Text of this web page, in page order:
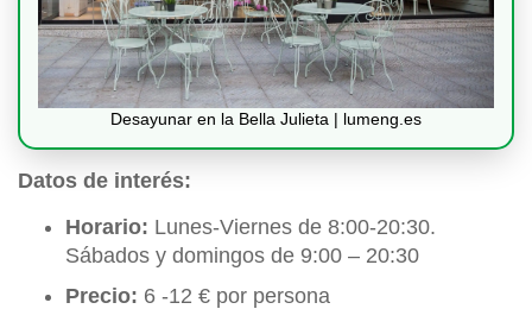
Desayunar en la Bella Julieta | lumeng.es
Datos de interés:
Horario: Lunes-Viernes de 8:00-20:30.
Sábados y domingos de 9:00 – 20:30
Precio: 6 -12 € por persona